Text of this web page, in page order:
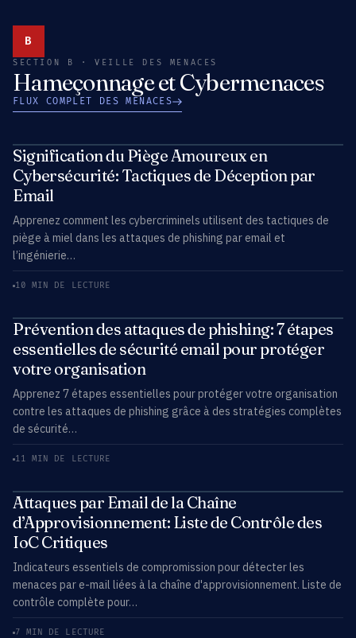
B
SECTION B · VEILLE DES MENACES
Hameçonnage et Cybermenaces
FLUX COMPLET DES MENACES
Signification du Piège Amoureux en
Cybersécurité: Tactiques de Déception par
Email
Apprenez comment les cybercriminels utilisent des tactiques de
piège à miel dans les attaques de phishing par email et
l’ingénierie…
10 MIN DE LECTURE
Prévention des attaques de phishing: 7 étapes
essentielles de sécurité email pour protéger
votre organisation
Apprenez 7 étapes essentielles pour protéger votre organisation
contre les attaques de phishing grâce à des stratégies complètes
de sécurité…
11 MIN DE LECTURE
Attaques par Email de la Chaîne
d’Approvisionnement: Liste de Contrôle des
IoC Critiques
Indicateurs essentiels de compromission pour détecter les
menaces par e-mail liées à la chaîne d'approvisionnement. Liste de
contrôle complète pour…
7 MIN DE LECTURE